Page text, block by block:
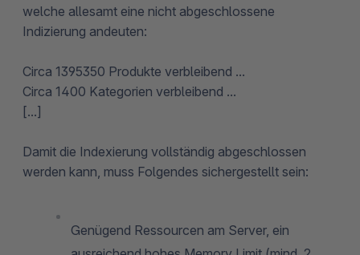
welche allesamt eine nicht abgeschlossene
Indizierung andeuten:
Circa 1395350 Produkte verbleibend ...
Circa 1400 Kategorien verbleibend ...
[...]
Damit die Indexierung vollständig abgeschlossen
werden kann, muss Folgendes sichergestellt sein:
Genügend Ressourcen am Server, ein